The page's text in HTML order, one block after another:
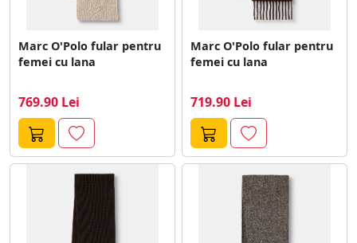
Marc O'Polo fular pentru
femei cu lana
769.90 Lei
Marc O'Polo fular pentru
femei cu lana
719.90 Lei